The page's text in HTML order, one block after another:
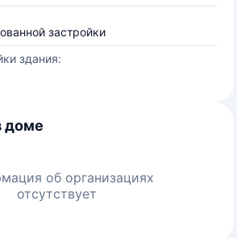
застройки
здания:
доме
об организациях
отсутствует